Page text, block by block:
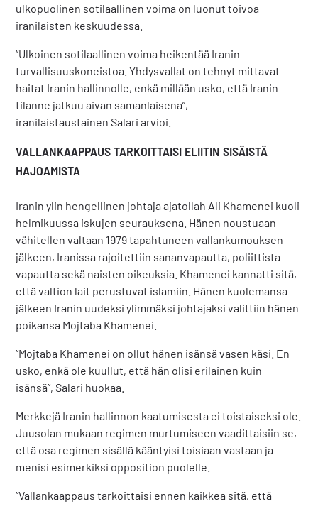
ulkopuolinen sotilaallinen voima on luonut toivoa
iranilaisten keskuudessa.
“Ulkoinen sotilaallinen voima heikentää Iranin
turvallisuuskoneistoa. Yhdysvallat on tehnyt mittavat
haitat Iranin hallinnolle, enkä millään usko, että Iranin
tilanne jatkuu aivan samanlaisena”,
iranilaistaustainen Salari arvioi.
VALLANKAAPPAUS TARKOITTAISI ELIITIN SISÄISTÄ
HAJOAMISTA
Iranin ylin hengellinen johtaja ajatollah Ali Khamenei kuoli
helmikuussa iskujen seurauksena. Hänen noustuaan
vähitellen valtaan 1979 tapahtuneen vallankumouksen
jälkeen, Iranissa rajoitettiin sananvapautta, poliittista
vapautta sekä naisten oikeuksia. Khamenei kannatti sitä,
että valtion lait perustuvat islamiin. Hänen kuolemansa
jälkeen Iranin uudeksi ylimmäksi johtajaksi valittiin hänen
poikansa Mojtaba Khamenei.
“Mojtaba Khamenei on ollut hänen isänsä vasen käsi. En
usko, enkä ole kuullut, että hän olisi erilainen kuin
isänsä”, Salari huokaa.
Merkkejä Iranin hallinnon kaatumisesta ei toistaiseksi ole.
Juusolan mukaan regimen murtumiseen vaadittaisiin se,
että osa regimen sisällä kääntyisi toisiaan vastaan ja
menisi esimerkiksi opposition puolelle.
“Vallankaappaus tarkoittaisi ennen kaikkea sitä, että